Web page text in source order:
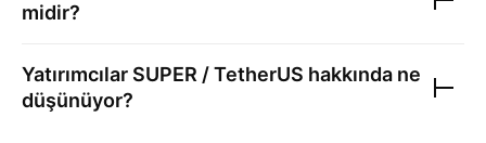
midir?
Yatırımcılar SUPER / TetherUS hakkında ne
düşünüyor?